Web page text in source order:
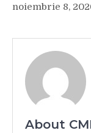
noiembrie 8,
About